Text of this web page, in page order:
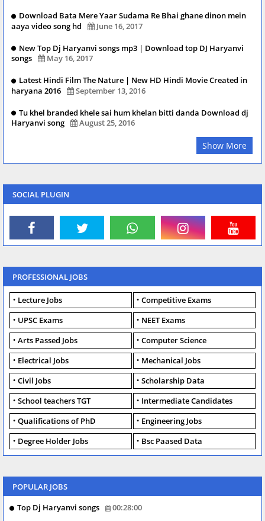
Download Bata Mere Yaar Sudama Re Bhai ghane dinon mein
aaya video song hd
June 16, 2017
New Top Dj Haryanvi songs mp3 | Download top DJ Haryanvi
songs
May 16, 2017
Latest Hindi Film The Nature | New HD Hindi Movie Created in
haryana 2016
September 13, 2016
Tu khel branded khele sai hum khelan bitti danda Download dj
Haryanvi song
August 25, 2016
Show More
SOCIAL PLUGIN
PROFESSIONAL JOBS
Lecture Jobs
Competitive Exams
UPSC Exams
NEET Exams
Arts Passed Jobs
Computer Science
Electrical Jobs
Mechanical Jobs
Civil Jobs
Scholarship Data
School teachers TGT
Intermediate Candidates
Qualifications of PhD
Engineering Jobs
Degree Holder Jobs
Bsc Paased Data
POPULAR JOBS
Top Dj Haryanvi songs
00:28:00